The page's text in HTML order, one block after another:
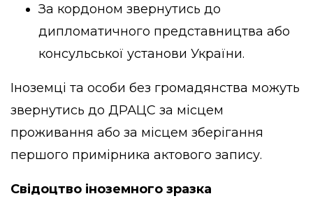
За кордоном звернутись до
дипломатичного представництва або
консульської установи України.
Іноземці та особи без громадянства можуть
звернутись до ДРАЦС за місцем
проживання або за місцем зберігання
першого примірника актового запису.
Свідоцтво іноземного зразка